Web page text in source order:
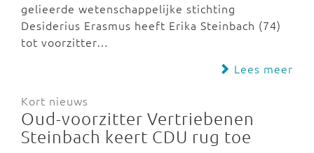
gelieerde wetenschappelijke stichting
Desiderius Erasmus heeft Erika Steinbach (74)
tot voorzitter…
Lees meer
Kort nieuws
Oud-voorzitter Vertriebenen
Steinbach keert CDU rug toe